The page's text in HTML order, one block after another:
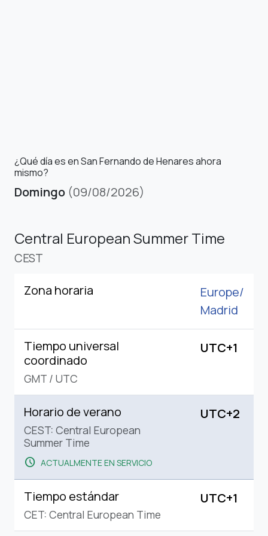
¿Qué día es en San Fernando de Henares ahora
mismo?
Domingo (09/08/2026)
Central European Summer Time
CEST
Zona horaria
Europe/
Madrid
Tiempo universal
coordinado
GMT / UTC
UTC+1
Horario de verano
CEST: Central European
Summer Time
schedule ACTUALMENTE EN SERVICIO
UTC+2
Tiempo estándar
CET: Central European Time
UTC+1